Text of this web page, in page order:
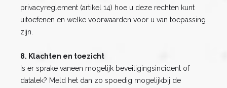
privacyreglement (artikel 14) hoe u deze rechten kunt
uitoefenen en welke voorwaarden voor u van toepassing
zijn.
8. Klachten en toezicht
Is er sprake vaneen mogelijk beveiligingsincident of
datalek? Meld het dan zo spoedig mogelijkbij de